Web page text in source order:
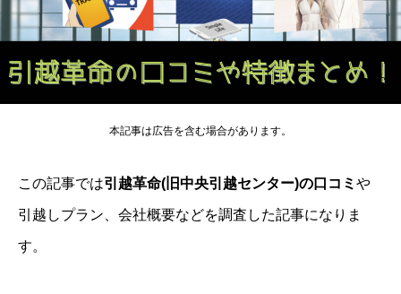
本記事は広告を含む場合があります。
この記事では引越革命(旧中央引越センター)の口コミ や
引越しプラン、会社概要などを調査した記事になりま
す。